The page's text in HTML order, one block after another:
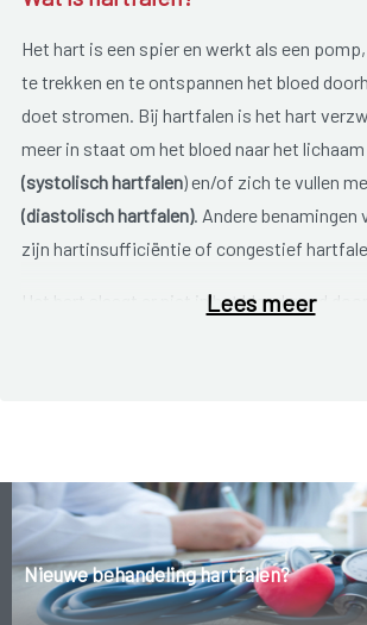
Het hart is een spier en werkt als een
te trekken en te ontspannen het bloed
doet stromen. Bij hartfalen is het hart
meer in staat om het bloed naar het
(systolisch hartfalen) en/of zich te vullen
(diastolisch hartfalen). Andere benamingen
zijn hartinsufficiëntie of congestief
Het hart slaagt er niet in het bloed goed
de linkerzijde of aan de rechterzijde. Soms
beperkt tot de rechterzijde. Dit geeft
weefsels, vooral ter hoogte van je enkels
daardoor dikker worden. Bij hartfalen aan
Lees meer
Nieuwe behandeling hartfalen?